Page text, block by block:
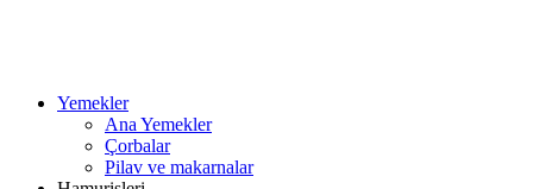
Yemekler
Ana Yemekler
Çorbalar
Pilav ve makarnalar